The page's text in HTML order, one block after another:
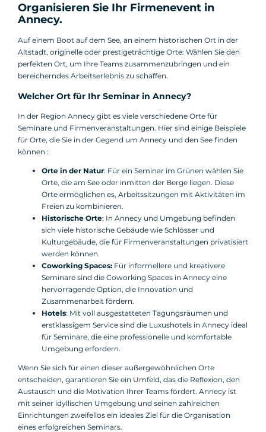
Organisieren Sie Ihr Firmenevent in
Annecy.
Auf einem Boot auf dem See, an einem historischen Ort in der
Altstadt, originelle oder prestigeträchtige Orte: Wählen Sie den
perfekten Ort, um Ihre Teams zusammenzubringen und ein
bereicherndes Arbeitserlebnis zu schaffen.
Welcher Ort für Ihr Seminar in Annecy?
In der Region Annecy gibt es viele verschiedene Orte für
Seminare und Firmenveranstaltungen. Hier sind einige Beispiele
für Orte, die Sie in der Gegend um Annecy und den See finden
können :
Orte in der Natur: Für ein Seminar im Grünen wählen Sie
Orte, die am See oder inmitten der Berge liegen. Diese
Orte ermöglichen es, Arbeitssitzungen mit Aktivitäten im
Freien zu kombinieren.
Historische Orte: In Annecy und Umgebung befinden
sich viele historische Gebäude wie Schlösser und
Kulturgebäude, die für Firmenveranstaltungen privatisiert
werden können.
Coworking Spaces: Für informellere und kreativere
Seminare sind die Coworking Spaces in Annecy eine
hervorragende Option, die Innovation und
Zusammenarbeit fördern.
Hotels: Mit voll ausgestatteten Tagungsräumen und
erstklassigem Service sind die Luxushotels in Annecy ideal
für Seminare, die eine professionelle und komfortable
Umgebung erfordern.
Wenn Sie sich für einen dieser außergewöhnlichen Orte
entscheiden, garantieren Sie ein Umfeld, das die Reflexion, den
Austausch und die Motivation Ihrer Teams fördert. Annecy ist
mit seiner idyllischen Umgebung und seinen zahlreichen
Einrichtungen zweifellos ein ideales Ziel für die Organisation
eines erfolgreichen Seminars.